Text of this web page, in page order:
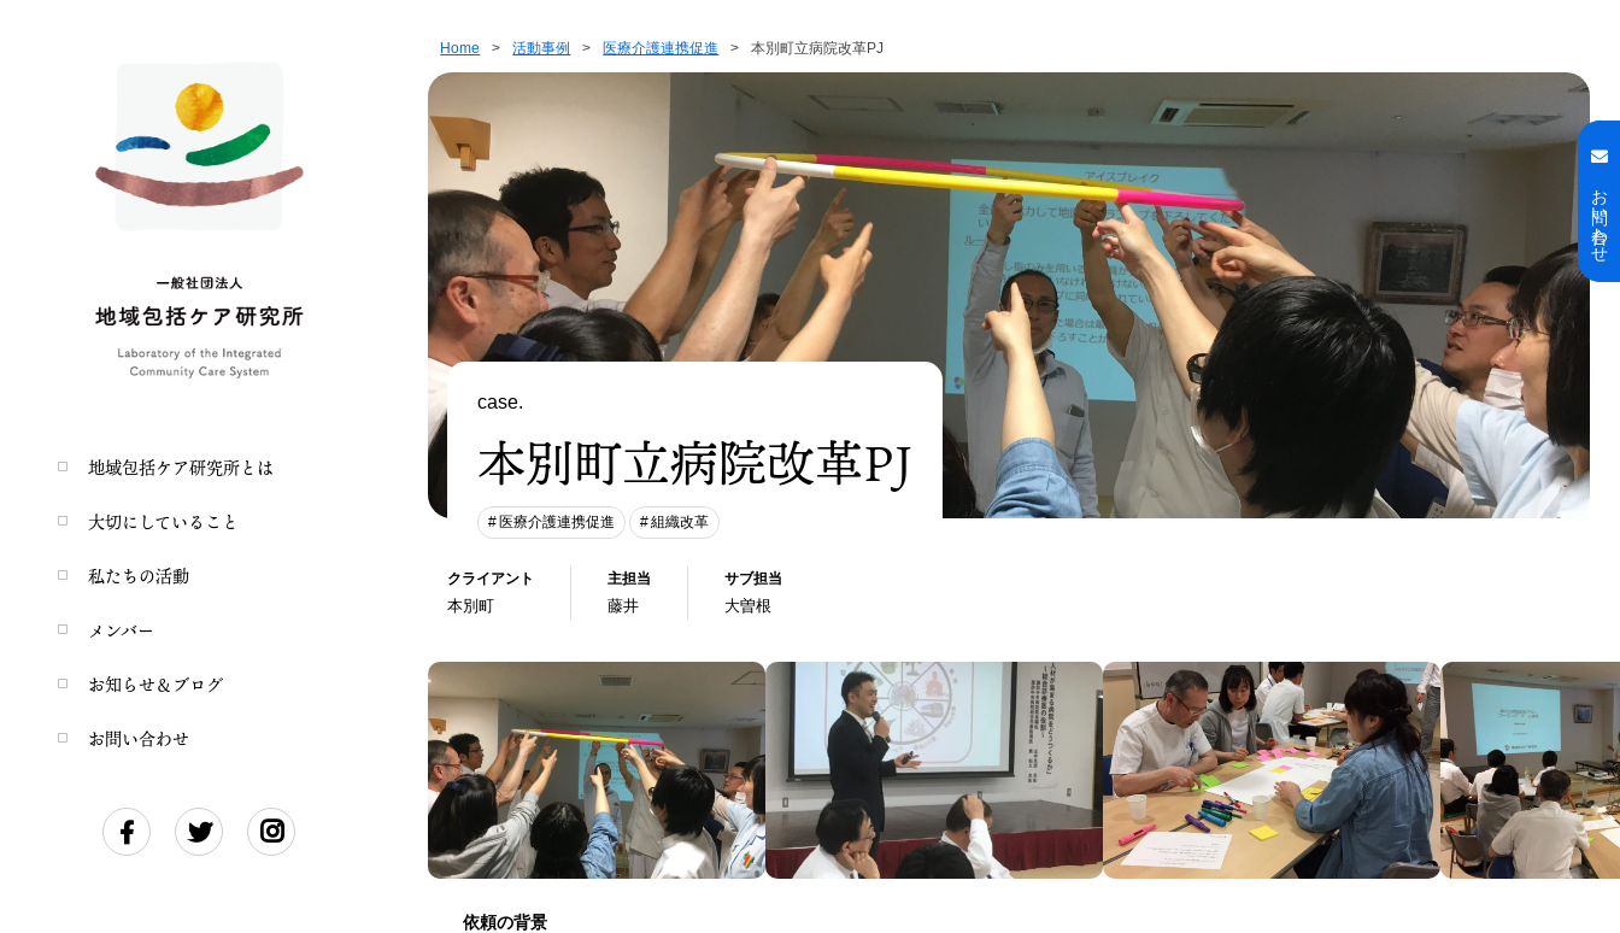
地域包括ケア研究所とは
大切にしていること
私たちの活動
メンバー
お知らせ＆ブログ
お問い合わせ
Home > 活動事例 > 医療介護連携促進 > 本別町立病院改革PJ
お問い合わせ
case.
本別町立病院改革PJ
医療介護連携促進 組織改革
クライアント
本別町
主担当
藤井
サブ担当
大曽根
依頼の背景
お問い合わせ